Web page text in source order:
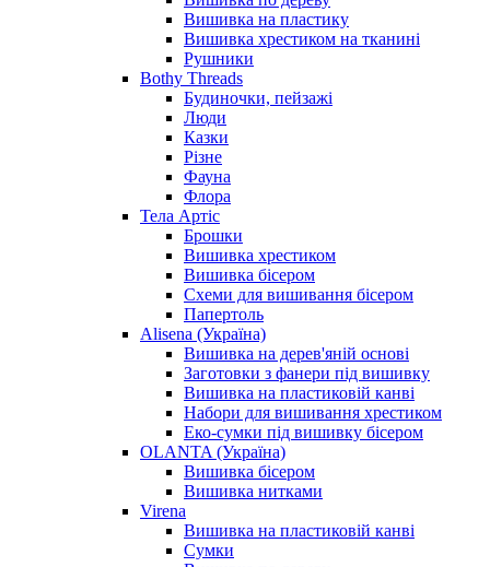
Вишивка на пластику
Вишивка хрестиком на тканині
Рушники
Bothy Threads
Будиночки, пейзажі
Люди
Казки
Різне
Фауна
Флора
Тела Артіс
Брошки
Вишивка хрестиком
Вишивка бісером
Схеми для вишивання бісером
Папертоль
Alisena (Україна)
Вишивка на дерев'яній основі
Заготовки з фанери під вишивку
Вишивка на пластиковій канві
Набори для вишивання хрестиком
Еко-сумки під вишивку бісером
OLANTA (Україна)
Вишивка бісером
Вишивка нитками
Virena
Вишивка на пластиковій канві
Сумки